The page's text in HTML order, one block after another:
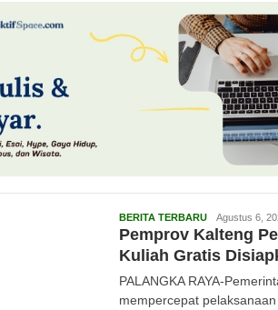
BERITA TERBARURedaksi
Agustus 6,
Pemprov Kalteng
Kuliah Gratis
PALANGKA RAYA-
mempercepat